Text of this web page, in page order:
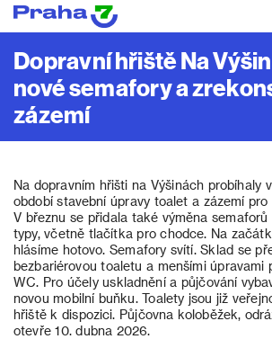
Dopravní hřiště Na
nové semafory a
zázemí
Na dopravním hřišti na Výšinách probíhaly
období stavební úpravy toalet a zázemí pro
V březnu se přidala také výměna
typy, včetně tlačítka pro chodce. Na
hlásíme hotovo. Semafory svítí. Sklad se
bezbariérovou toaletu a menšími úpravami
WC. Pro účely uskladnění a půjčování
novou mobilní buňku. Toalety jsou již
hřiště k dispozici. Půjčovna koloběžek,
otevře 10. dubna 2026.